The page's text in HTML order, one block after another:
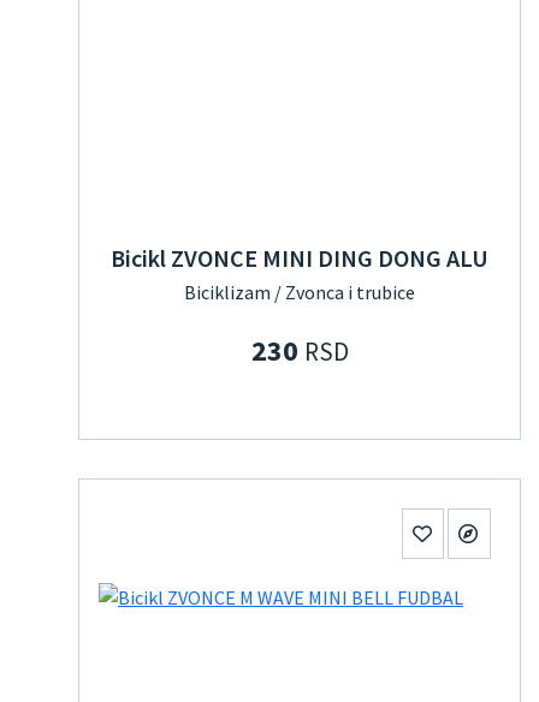
Bicikl ZVONCE MINI DING DONG ALU
Biciklizam / Zvonca i trubice
230 RSD